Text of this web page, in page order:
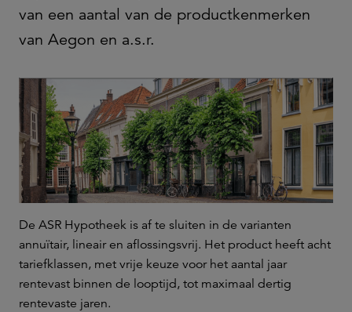
van een aantal van de productkenmerken
van Aegon en a.s.r.
De ASR Hypotheek is af te sluiten in de varianten
annuïtair, lineair en aflossingsvrij. Het product heeft acht
tariefklassen, met vrije keuze voor het aantal jaar
rentevast binnen de looptijd, tot maximaal dertig
rentevaste jaren.